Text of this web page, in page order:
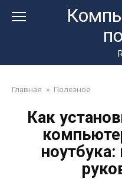
Главная » Полезное
Как